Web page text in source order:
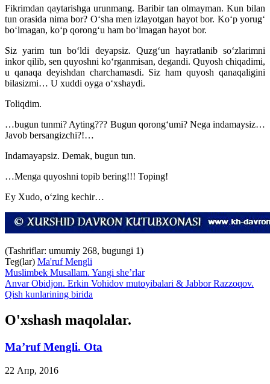
Fikrimdan qaytarishga urunmang. Baribir tan olmayman. Kun bilan
tun orasida nima bor? O‘sha men izlayotgan hayot bor. Ko‘p yorug‘
bo‘lmagan, ko‘p qorong‘u ham bo‘lmagan hayot bor.
Siz yarim tun bo‘ldi deyapsiz. Quzg‘un hayratlanib so‘zlarimni
inkor qilib, sen quyoshni ko‘rganmisan, degandi. Quyosh chiqadimi,
u qanaqa deyishdan charchamasdi. Siz ham quyosh qanaqaligini
bilasizmi… U xuddi oyga o‘xshaydi.
Toliqdim.
…bugun tunmi? Ayting??? Bugun qorong‘umi? Nega indamaysiz…
Javob bersangizchi?!…
Indamayapsiz. Demak, bugun tun.
…Menga quyoshni topib bering!!! Toping!
Ey Xudo, o‘zing kechir…
(Tashriflar: umumiy 268, bugungi 1)
Teg(lar) Ma'ruf Mengli
Muslimbek Musallam. Yangi she’rlar
Anvar Obidjon. Erkin Vohidov mutoyibalari & Jabbor Razzoqov.
Qish kunlarining birida
O'xshash maqolalar.
Ma’ruf Mengli. Ota
22 Апр, 2016